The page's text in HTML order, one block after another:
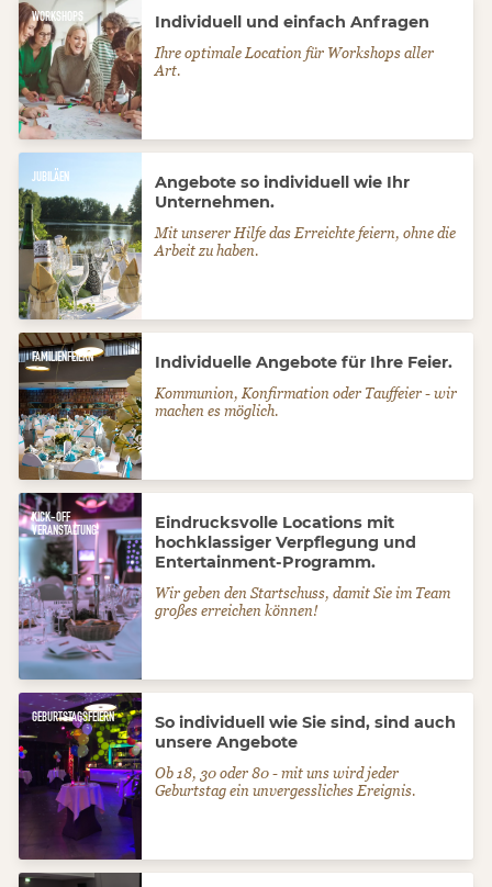
WORKSHOPS Individuell und einfach Anfragen
Ihre optimale Location für Workshops aller
Art.
JUBILÄEN
Angebote so individuell wie Ihr
Unternehmen.
Mit unserer Hilfe das Erreichte feiern, ohne die
Arbeit zu haben.
FAMILIENFEIERN Individuelle Angebote für Ihre Feier.
Kommunion, Konfirmation oder Tauffeier - wir
machen es möglich.
KICK-OFF
VERANSTALTUNG
Eindrucksvolle Locations mit
hochklassiger Verpflegung und
Entertainment-Programm.
Wir geben den Startschuss, damit Sie im Team
großes erreichen können!
GEBURTSTAGSFEIERN
So individuell wie Sie sind, sind auch
unsere Angebote
Ob 18, 30 oder 80 - mit uns wird jeder
Geburtstag ein unvergessliches Ereignis.